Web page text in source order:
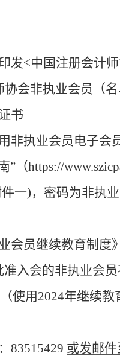
发<中国注册会计
协会非执业会员（
书
非执业会员电子会
（https://
一)，密码为非执
会员继续教育制度
入会的非执业会
使用 2024年继续教
83515429 或发邮件